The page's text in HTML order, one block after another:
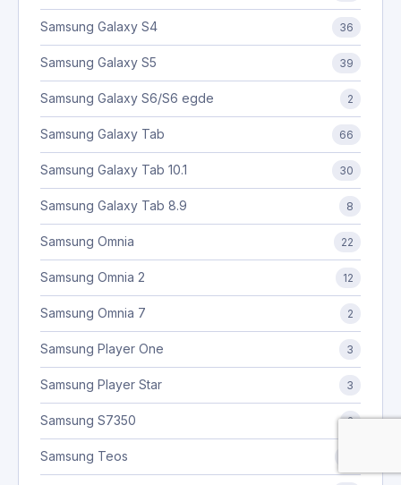
Samsung Galaxy S4 36
Samsung Galaxy S5 39
Samsung Galaxy S6/S6 egde 2
Samsung Galaxy Tab 66
Samsung Galaxy Tab 10.1 30
Samsung Galaxy Tab 8.9 8
Samsung Omnia 22
Samsung Omnia 2 12
Samsung Omnia 7 2
Samsung Player One 3
Samsung Player Star 3
Samsung S7350 2
Samsung Teos